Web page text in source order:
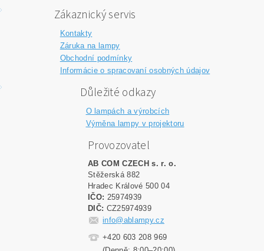
Zákaznický servis
Kontakty
Záruka na lampy
Obchodní podmínky
Informácie o spracovaní osobných údajov
Důležité odkazy
O lampách a výrobcích
Výměna lampy v projektoru
Provozovatel
AB COM CZECH s. r. o.
Stěžerská 882
Hradec Králové 500 04
IČO: 25974939
DIČ: CZ25974939
info@ablampy.cz
+420 603 208 969